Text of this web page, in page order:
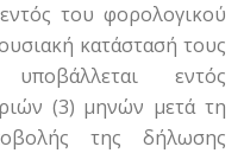
του φορολογικού
κατάστασή τους
εντός
(3) μηνών μετά τη
της δήλωσης